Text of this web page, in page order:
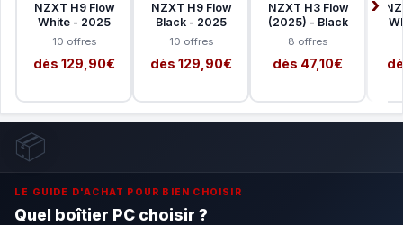
NZXT H9 Flow
White - 2025
10 offres
dès 129,90€
NZXT H9 Flow
Black - 2025
10 offres
dès 129,90€
NZXT H3 Flow
(2025) - Black
8 offres
dès 47,10€
📦
LE GUIDE D'ACHAT POUR BIEN CHOISIR
Quel boîtier PC choisir ?